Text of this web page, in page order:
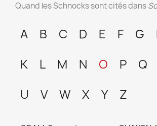
Quand les Schnocks sont cités dans
A B C D E F G
K
L M N O P Q
U
V W X Y Z